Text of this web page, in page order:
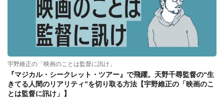
宇野維正の「映画のことは監督に訊け」
『マジカル・シークレット・ツアー』で飛躍。天野千尋監督の“生
きてる人間のリアリティ”を切り取る方法【宇野維正の「映画のこ
とは監督に訊け」】